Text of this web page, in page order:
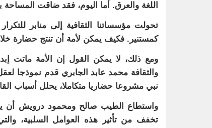
اللغة والعرق. أما اليوم، فقد ضاقت المساحة
تحولت مؤسساتنا الثقافية إلى منابر
كمستنير. فكيف يمكن لأمة أن تنتج حضارة
ومع ذلك، لا يمكن القول إن الأمة ماتت
والثقافة محمد عابد الجابري قدم نموذجا
نبي مشروعا حضاريا متكاملا، يحلل أسباب
واستطاع الطيب صالح ومحمود درويش أن
تخفف من تأثير هذه العوامل السلبية،